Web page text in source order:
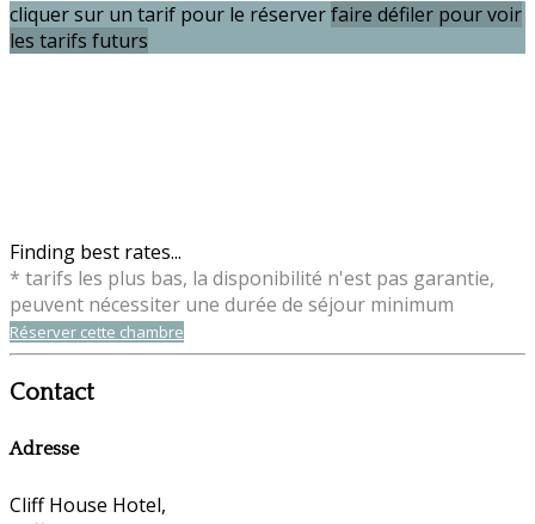
cliquer sur un tarif pour le réserverfaire défiler pour voir
les tarifs futurs
Finding best rates...
* tarifs les plus bas, la disponibilité n'est pas garantie,
peuvent nécessiter une durée de séjour minimum
Réserver cette chambre
Contact
Adresse
Cliff House Hotel,